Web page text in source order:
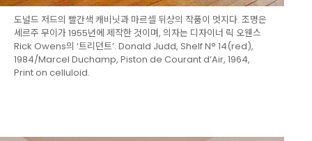
도널드 저드의 빨간색 캐비닛과 마르셀 뒤샹의 작품이 멋지다. 조명은
세르주 무이가 1955년에 제작한 것이며, 의자는 디자이너 릭 오웬스
Rick Owens의 ‘트리던트’. Donald Judd, Shelf N° 14(red),
1984/Marcel Duchamp, Piston de Courant d’Air, 1964,
Print on celluloid.